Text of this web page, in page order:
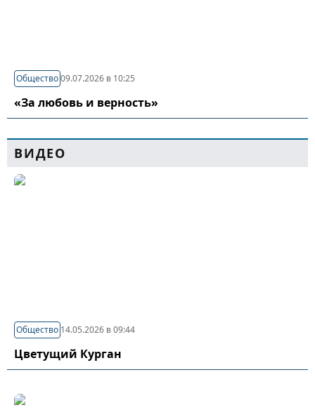
Общество09.07.2026 в 10:25
«За любовь и верность»
ВИДЕО
Общество 14.05.2026 в 09:44
Цветущий Курган